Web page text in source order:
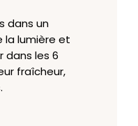
dans un
la lumière et
dans les 6
fraîcheur,